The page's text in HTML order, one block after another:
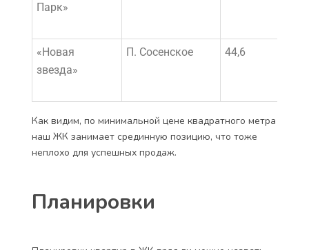
Парк»
«Новая
звезда»
П. Сосенское 44,6
Как видим, по минимальной цене квадратного метра
наш ЖК занимает срединную позицию, что тоже
неплохо для успешных продаж.
Планировки